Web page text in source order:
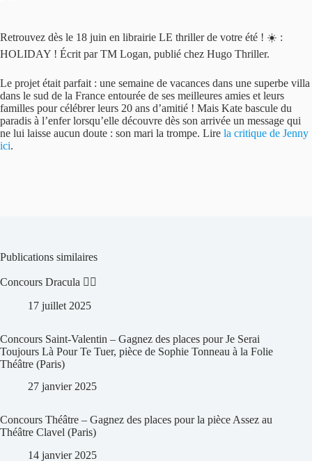
Retrouvez dès le 18 juin en librairie LE thriller de votre été ! ☀️ :
HOLIDAY ! Écrit par TM Logan, publié chez Hugo Thriller.
Le projet était parfait : une semaine de vacances dans une superbe villa
dans le sud de la France entourée de ses meilleures amies et leurs
familles pour célébrer leurs 20 ans d’amitié ! Mais Kate bascule du
paradis à l’enfer lorsqu’elle découvre dès son arrivée un message qui
ne lui laisse aucun doute : son mari la trompe. Lire la critique de Jenny
ici.
Publications similaires
Concours Dracula 🧛‍♀️
17 juillet 2025
Concours Saint-Valentin – Gagnez des places pour Je Serai
Toujours Là Pour Te Tuer, pièce de Sophie Tonneau à la Folie
Théâtre (Paris)
27 janvier 2025
Concours Théâtre – Gagnez des places pour la pièce Assez au
Théâtre Clavel (Paris)
14 janvier 2025